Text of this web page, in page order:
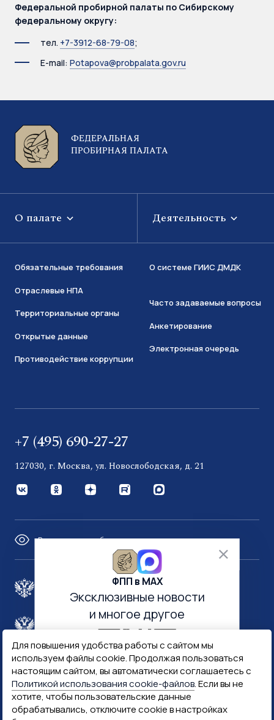
Для повышения удобства работы с сайтом мы
используем файлы cookie. Продолжая пользоваться
настоящим сайтом, вы автоматически соглашаетесь с
Политикой использования cookie-файлов. Если вы не
хотите, чтобы пользовательские данные
обрабатывались, отключите cookie в настройках
Федеральной пробирной палаты по Сибирскому
федеральному округу:
тел. +7-3912-68-79-08;
E-mail: Potapova@probpalata.gov.ru
ФЕДЕРАЛЬНАЯ
ПРОБИРНАЯ ПАЛАТА
О палате Деятельность
Обязательные требования
Отраслевые НПА
Территориальные органы
Открытые данные
Противодействие коррупции
О системе ГИИС ДМДК
Часто задаваемые вопросы
Анкетирование
Электронная очередь
+7 (495) 690-27-27
127030, г. Москва, ул. Новослободская, д. 21
Версия для слабовидящих
Правительство России
Минфин России Гознак
Госуслуги Госключ
Госслужба
ФПП в МАХ
Эксклюзивные новости
и многое другое